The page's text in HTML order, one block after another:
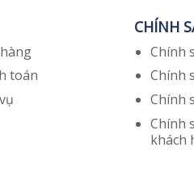
toán
CHÍNH
Chính
Chính
Chính
Chính
khách